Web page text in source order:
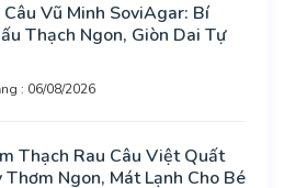
Vũ Minh SoviAgar: Bí
Thạch Ngon, Giòn Dai Tự
: 06/08/2026
Thạch Rau Câu Việt Quất
Thơm Ngon, Mát Lạnh Cho Bé